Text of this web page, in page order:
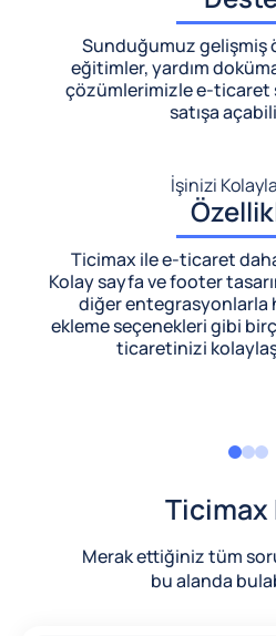
Sunduğumuz gelişmiş
eğitimler, yardım
çözümlerimizlee-ticaret
satışa
İşinizi
Ticimax ile e-ticaret
Kolay sayfa ve footer
diğer entegrasyonlarla
ekleme seçenekleri gibi
ticaretinizi
Ticimax
Merak ettiğiniz tüm
bu alanda